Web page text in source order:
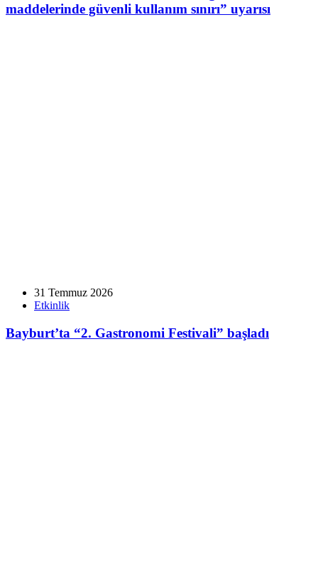
maddelerinde güvenli kullanım sınırı” uyarısı
31 Temmuz 2026
Etkinlik
Bayburt’ta “2. Gastronomi Festivali” başladı